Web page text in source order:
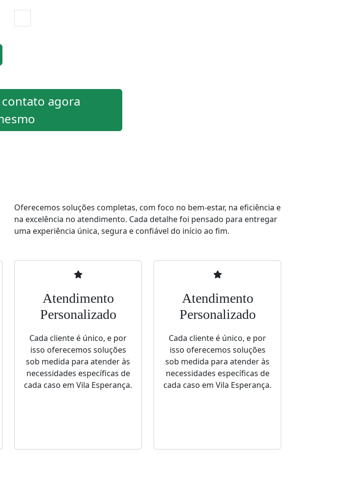
agora
Oferecemos soluções completas, com foco no bem-estar, na eficiência e
na excelência no atendimento. Cada detalhe foi pensado para entregar
uma experiência única, segura e confiável do início ao fim.
Atendimento
Personalizado
Cada cliente é único, e por
isso oferecemos soluções
sob medida para atender às
necessidades específicas de
cada caso em Vila Esperança.
Atendimento
Personalizado
Cada cliente é único, e por
isso oferecemos soluções
sob medida para atender às
necessidades específicas de
cada caso em Vila Esperança.